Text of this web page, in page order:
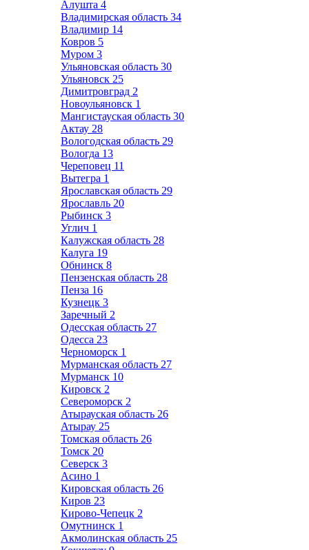
Алушта 4
Владимирская область 34
Владимир 14
Ковров 5
Муром 3
Ульяновская область 30
Ульяновск 25
Димитровград 2
Новоульяновск 1
Мангистауская область 30
Актау 28
Вологодская область 29
Вологда 13
Череповец 11
Вытегра 1
Ярославская область 29
Ярославль 20
Рыбинск 3
Углич 1
Калужская область 28
Калуга 19
Обнинск 8
Пензенская область 28
Пенза 16
Кузнецк 3
Заречный 2
Одесская область 27
Одесса 23
Черноморск 1
Мурманская область 27
Мурманск 10
Кировск 2
Североморск 2
Атырауская область 26
Атырау 25
Томская область 26
Томск 20
Северск 3
Асино 1
Кировская область 26
Киров 23
Кирово-Чепецк 2
Омутнинск 1
Акмолинская область 25